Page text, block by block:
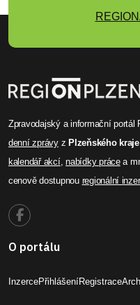
Zpravodajský a informační portál
denní zprávyz Plzeňského kraje
kalendář akcí,nabídky prácea
cenově dostupnou regionální
O portálu
InzercePřihlášeníRegistrace